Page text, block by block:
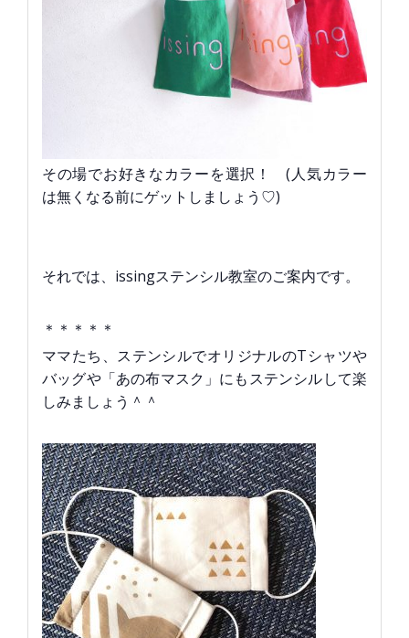
その場でお好きなカラーを選択！ (人気カラー
は無くなる前にゲットしましょう♡)
それでは、issingステンシル教室のご案内です。
＊＊＊＊＊
ママたち、ステンシルでオリジナルのTシャツや
バッグや「あの布マスク」にもステンシルして楽
しみましょう＾＾